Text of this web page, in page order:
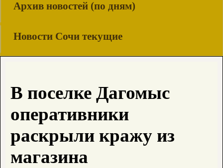
Архив новостей (по дням)
Новости Сочи текущие
В поселке Дагомыс
оперативники
раскрыли кражу из
магазина